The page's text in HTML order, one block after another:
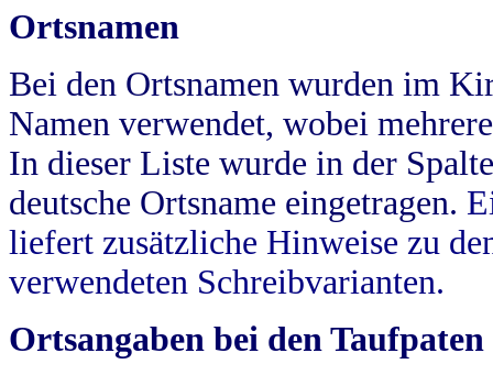
Ortsnamen
Bei den Ortsnamen wurden im
Namen verwendet, wobei
In dieser Liste wurde in der
deutsche Ortsname eingetragen.
liefert zusätzliche Hinweise zu
verwendeten Schreibvarianten.
Ortsangaben bei den Taufpaten